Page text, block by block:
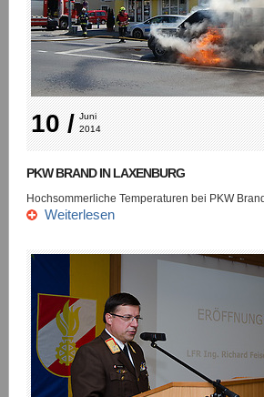
10 / Juni
2014
PKW BRAND IN LAXENBURG
Hochsommerliche Temperaturen bei PKW
Weiterlesen